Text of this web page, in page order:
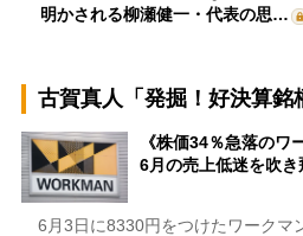
明かされる柳瀬健一・代表の思…
古賀真人「発掘！好決算銘
《株価34％急落のワ
6月の売上低迷を吹
6月3日に8330円をつけたワークマ